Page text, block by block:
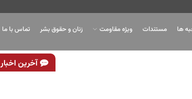
ها مستندات ویژه مقاومت زنان و حقوق بشر تماس با ما
آخرین اخبار